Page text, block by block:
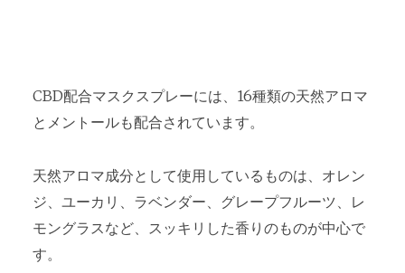
CBD配合マスクスプレーには、16種類の天然アロマ
とメントールも配合されています。
天然アロマ成分として使用しているものは、オレン
ジ、ユーカリ、ラベンダー、グレープフルーツ、レ
モングラスなど、スッキリした香りのものが中心で
す。